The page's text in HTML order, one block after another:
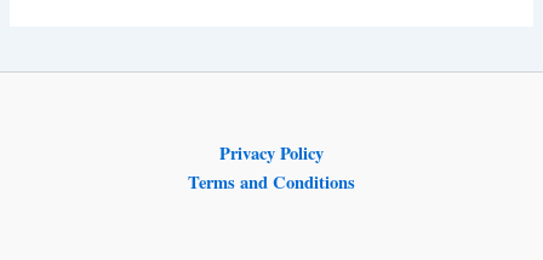
Privacy Policy
Terms and Conditions